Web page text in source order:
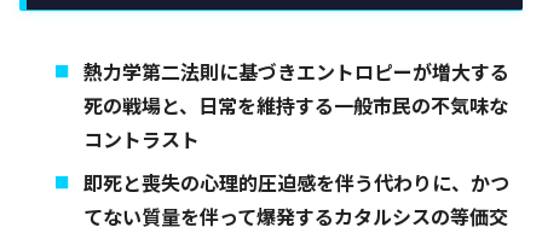
熱力学第二法則に基づきエントロピーが増大する
死の戦場と、日常を維持する一般市民の不気味な
コントラスト
即死と喪失の心理的圧迫感を伴う代わりに、かつ
てない質量を伴って爆発するカタルシスの等価交